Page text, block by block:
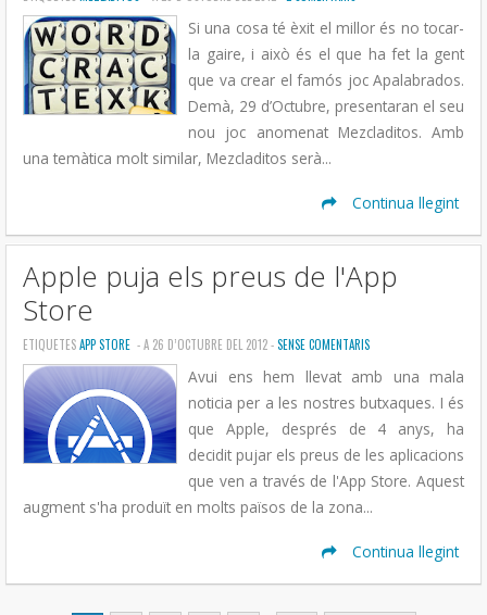
Si una cosa té èxit el millor és no tocar-
la gaire, i això és el que ha fet la gent
que va crear el famós joc Apalabrados.
Demà, 29 d’Octubre, presentaran el seu
nou joc anomenat Mezcladitos. Amb
una temàtica molt similar, Mezcladitos serà...
Continua llegint
Apple puja els preus de l'App
Store
ETIQUETESAPP STORE - A 26 D’OCTUBRE DEL 2012 -SENSE COMENTARIS
Avui ens hem llevat amb una mala
noticia per a les nostres butxaques. I és
que Apple, després de 4 anys, ha
decidit pujar els preus de les aplicacions
que ven a través de l'App Store. Aquest
augment s'ha produït en molts països de la zona...
Continua llegint